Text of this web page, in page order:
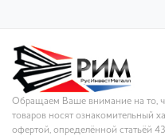
Обращаем Ваше внимание на то,
товаров носят ознакомительный
офертой, определённой статьёй